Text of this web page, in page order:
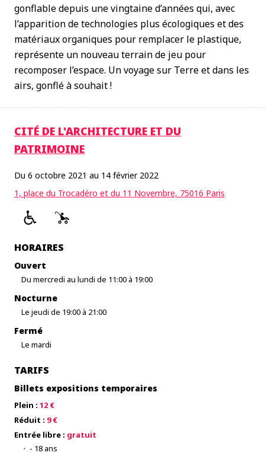
gonflable depuis une vingtaine d’années qui, avec
l’apparition de technologies plus écologiques et des
matériaux organiques pour remplacer le plastique,
représente un nouveau terrain de jeu pour
recomposer l’espace. Un voyage sur Terre et dans les
airs, gonflé à souhait !
CITÉ DE L'ARCHITECTURE ET DU
PATRIMOINE
Du 6 octobre 2021 au 14 février 2022
1, place du Trocadéro et du 11 Novembre, 75016 Paris
HORAIRES
Ouvert
Du mercredi au lundi de 11:00 à 19:00
Nocturne
Le jeudi de 19:00 à 21:00
Fermé
Le mardi
TARIFS
Billets expositions temporaires
Plein : 12 €
Réduit : 9 €
Entrée libre : gratuit
- 18 ans